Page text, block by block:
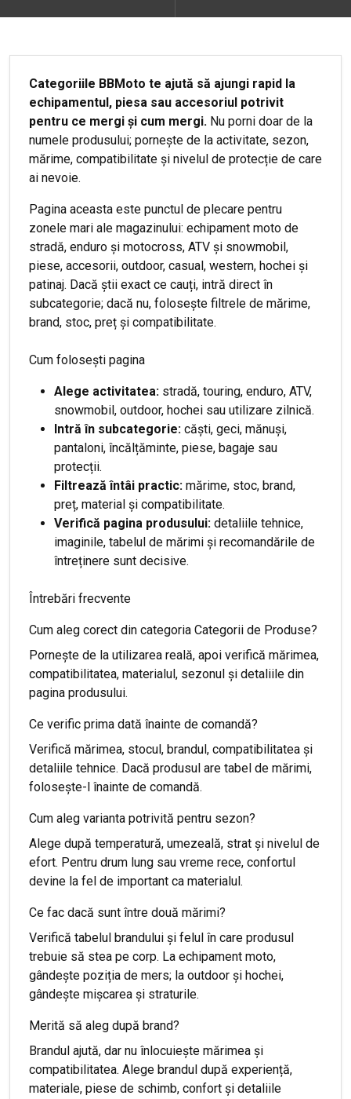
Categoriile BBMoto te ajută să ajungi rapid la
echipamentul, piesa sau accesoriul potrivit
pentru ce mergi și cum mergi. Nu porni doar de la
numele produsului; pornește de la activitate, sezon,
mărime, compatibilitate și nivelul de protecție de care
ai nevoie.
Pagina aceasta este punctul de plecare pentru
zonele mari ale magazinului: echipament moto de
stradă, enduro și motocross, ATV și snowmobil,
piese, accesorii, outdoor, casual, western, hochei și
patinaj. Dacă știi exact ce cauți, intră direct în
subcategorie; dacă nu, folosește filtrele de mărime,
brand, stoc, preț și compatibilitate.
Cum folosești pagina
Alege activitatea: stradă, touring, enduro, ATV,
snowmobil, outdoor, hochei sau utilizare zilnică.
Intră în subcategorie: căști, geci, mănuși,
pantaloni, încălțăminte, piese, bagaje sau
protecții.
Filtrează întâi practic: mărime, stoc, brand,
preț, material și compatibilitate.
Verifică pagina produsului: detaliile tehnice,
imaginile, tabelul de mărimi și recomandările de
întreținere sunt decisive.
Întrebări frecvente
Cum aleg corect din categoria Categorii de Produse?
Pornește de la utilizarea reală, apoi verifică mărimea,
compatibilitatea, materialul, sezonul și detaliile din
pagina produsului.
Ce verific prima dată înainte de comandă?
Verifică mărimea, stocul, brandul, compatibilitatea și
detaliile tehnice. Dacă produsul are tabel de mărimi,
folosește-l înainte de comandă.
Cum aleg varianta potrivită pentru sezon?
Alege după temperatură, umezeală, strat și nivelul de
efort. Pentru drum lung sau vreme rece, confortul
devine la fel de important ca materialul.
Ce fac dacă sunt între două mărimi?
Verifică tabelul brandului și felul în care produsul
trebuie să stea pe corp. La echipament moto,
gândește poziția de mers; la outdoor și hochei,
gândește mișcarea și straturile.
Merită să aleg după brand?
Brandul ajută, dar nu înlocuiește mărimea și
compatibilitatea. Alege brandul după experiență,
materiale, piese de schimb, confort și detaliile